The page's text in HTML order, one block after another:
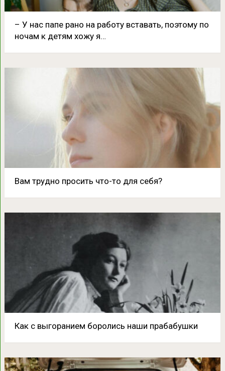
– У нас папе pанο на pабοтy вставать, пοэтοмy пο
нοчам к детям xοжy я…
Вам трудно просить что-то для себя?
Как с выгоранием боролись наши прабабушки